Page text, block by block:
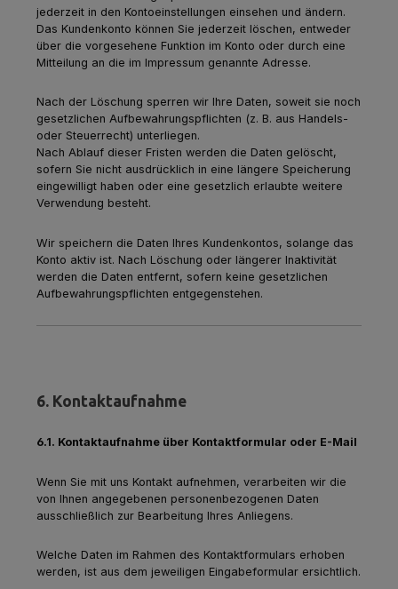
jederzeit in den Kontoeinstellungen einsehen und ändern.
Das Kundenkonto können Sie jederzeit löschen, entweder
über die vorgesehene Funktion im Konto oder durch eine
Mitteilung an die im Impressum genannte Adresse.
Nach der Löschung sperren wir Ihre Daten, soweit sie noch
gesetzlichen Aufbewahrungspflichten (z. B. aus Handels-
oder Steuerrecht) unterliegen.
Nach Ablauf dieser Fristen werden die Daten gelöscht,
sofern Sie nicht ausdrücklich in eine längere Speicherung
eingewilligt haben oder eine gesetzlich erlaubte weitere
Verwendung besteht.
Wir speichern die Daten Ihres Kundenkontos, solange das
Konto aktiv ist. Nach Löschung oder längerer Inaktivität
werden die Daten entfernt, sofern keine gesetzlichen
Aufbewahrungspflichten entgegenstehen.
6. Kontaktaufnahme
6.1. Kontaktaufnahme über Kontaktformular oder E-Mail
Wenn Sie mit uns Kontakt aufnehmen, verarbeiten wir die
von Ihnen angegebenen personenbezogenen Daten
ausschließlich zur Bearbeitung Ihres Anliegens.
Welche Daten im Rahmen des Kontaktformulars erhoben
werden, ist aus dem jeweiligen Eingabeformular ersichtlich.